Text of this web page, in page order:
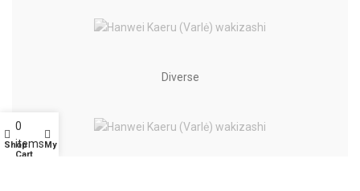
Diverse
Shop
0
items
Cart
My account